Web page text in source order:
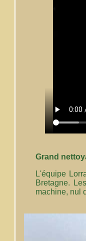
Grand
L'équipe
Bretagne.
machine, nul